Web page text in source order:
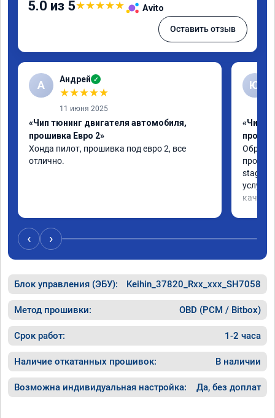
5.0 из 5★★★★★ Avito
Оставить отзыв
А Андрей ✓
★★★★★
11 июня 2025
«Чип тюнинг двигателя автомобиля,
прошивка Евро 2»
Хонда пилот, прошивка под евро 2, все
отлично.
Ю
«Чип
stage 1,
услуга
‹ ›
Блок управления (ЭБУ): Keihin_37820_Rxx_xxx_SH7058
Метод прошивки: OBD (PCM / Bitbox)
Срок работ: 1-2 часа
Наличие откатанных прошивок: В наличии
Возможна индивидуальная настройка: Да, без доплат